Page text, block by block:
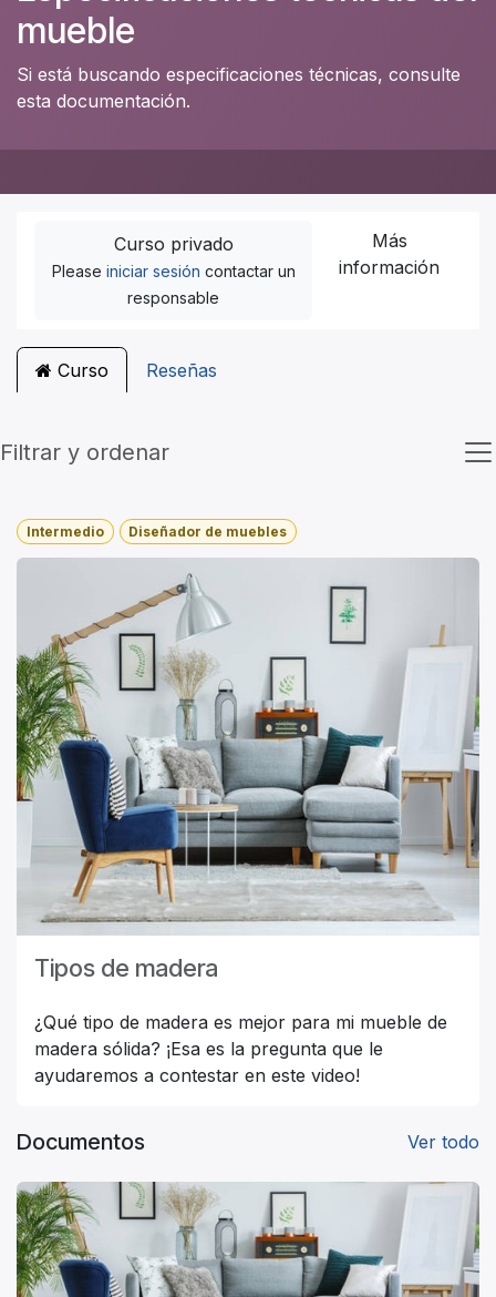
mueble
Si está buscando especificaciones técnicas, consulte
esta documentación.
Curso privado
Please iniciar sesión contactar un
responsable
Más
información
Curso Reseñas
Filtrar y ordenar
Intermedio Diseñador de muebles
Tipos de madera
¿Qué tipo de madera es mejor para mi mueble de
madera sólida? ¡Esa es la pregunta que le
ayudaremos a contestar en este video!
Documentos Ver todo